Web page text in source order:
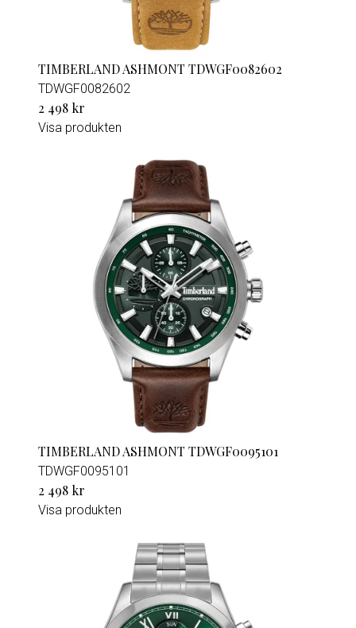
TIMBERLAND ASHMONT TDWGF0082602
TDWGF0082602
2 498 kr
Visa produkten
TIMBERLAND ASHMONT TDWGF0095101
TDWGF0095101
2 498 kr
Visa produkten